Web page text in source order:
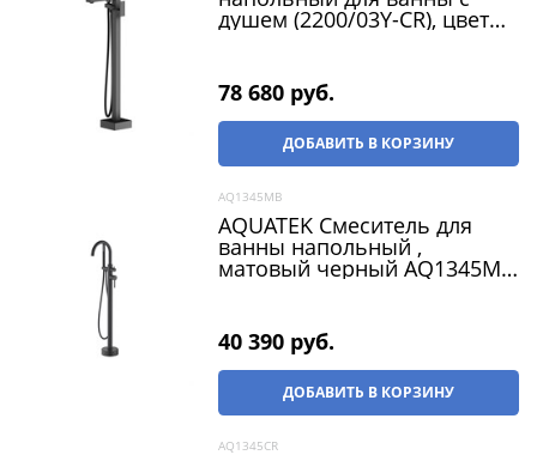
душем (2200/03Y-CR), цвет
78 680 руб.
ДОБАВИТЬ В КОРЗИНУ
AQ1345MB
AQUATEK Смеситель для
ванны напольный ,
матовый черный AQ1345MB
40 390 руб.
ДОБАВИТЬ В КОРЗИНУ
AQ1345CR